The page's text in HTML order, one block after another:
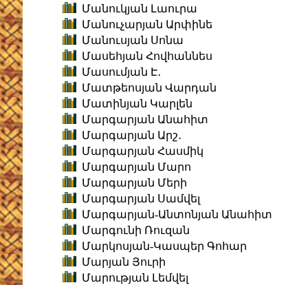
Մանուկյան Լաուրա
Մանուչարյան Արփինե
Մանուսյան Սոնա
Մասեհյան Հովհաննես
Մասումյան Է․
Մատթեոսյան Վարդան
Մատինյան Կարլեն
Մարգարյան Անահիտ
Մարգարյան Արշ․
Մարգարյան Հասմիկ
Մարգարյան Մարո
Մարգարյան Մերի
Մարգարյան Սամվել
Մարգարյան-Անտոնյան Անահիտ
Մարգունի Ռուզան
Մարկոսյան-Կասպեր Գոհար
Մարյան Յուրի
Մարության Լեմվել